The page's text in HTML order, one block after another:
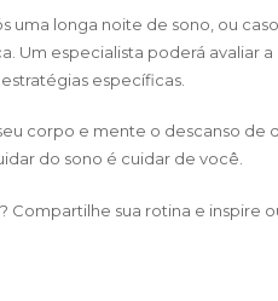
uma longa noite de sono, ou
Um especialista poderá avaliar
específicas.
corpo e mente o descanso de
do sono é cuidar de você.
sua rotina e inspire